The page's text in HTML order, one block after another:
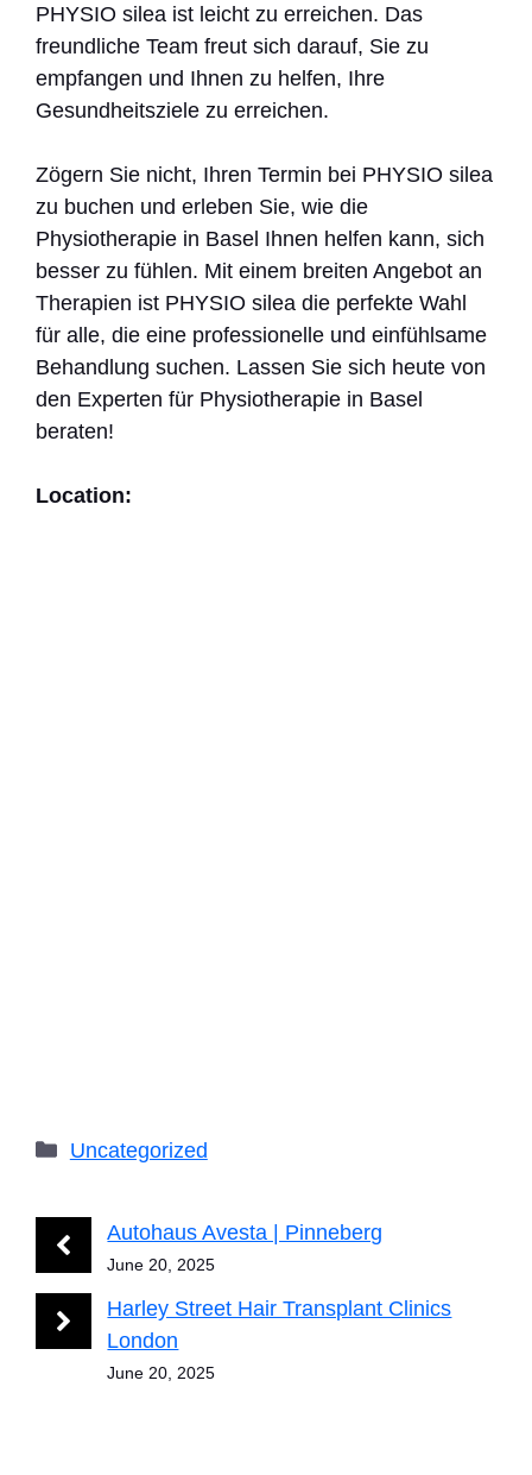
PHYSIO silea ist leicht zu erreichen. Das
freundliche Team freut sich darauf, Sie zu
empfangen und Ihnen zu helfen, Ihre
Gesundheitsziele zu erreichen.
Zögern Sie nicht, Ihren Termin bei PHYSIO silea
zu buchen und erleben Sie, wie die
Physiotherapie in Basel Ihnen helfen kann, sich
besser zu fühlen. Mit einem breiten Angebot an
Therapien ist PHYSIO silea die perfekte Wahl
für alle, die eine professionelle und einfühlsame
Behandlung suchen. Lassen Sie sich heute von
den Experten für Physiotherapie in Basel
beraten!
Location:
Categories
Uncategorized
Autohaus Avesta | Pinneberg
June 20, 2025
Harley Street Hair Transplant Clinics
London
June 20, 2025